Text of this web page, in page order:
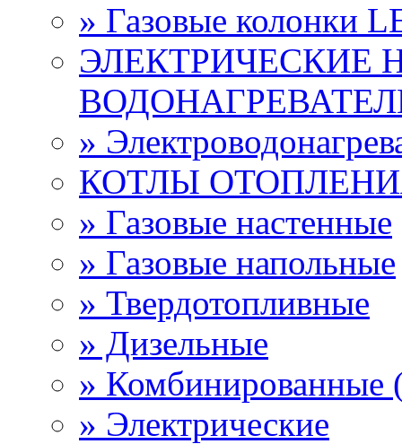
» Газовые колонки
ЭЛЕКТРИЧЕСКИЕ
»
КОТЛЫ
» Газовые настенные
» Газовые напольные
» Твердотопливные
» Дизельные
» Комбинированные
» Электрические